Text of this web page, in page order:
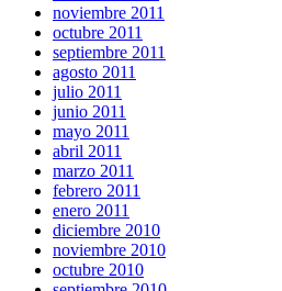
noviembre 2011
octubre 2011
septiembre 2011
agosto 2011
julio 2011
junio 2011
mayo 2011
abril 2011
marzo 2011
febrero 2011
enero 2011
diciembre 2010
noviembre 2010
octubre 2010